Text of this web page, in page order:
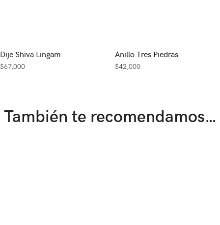
Dije Shiva Lingam
$67,000
Anillo Tres Piedras
$42,000
También te recomendamos…